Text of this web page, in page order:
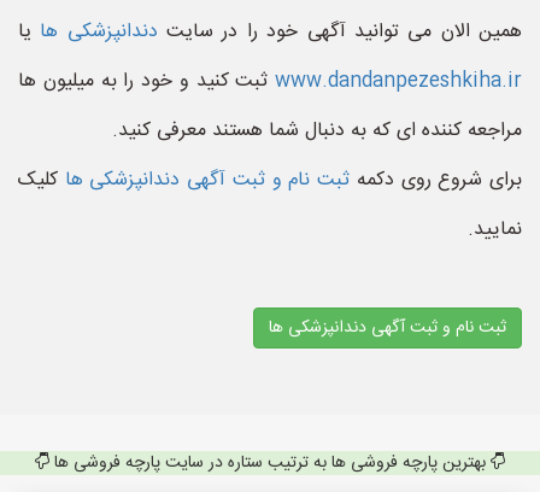
همین الان می توانید آگهی خود را در سایت دندانپزشکی ها یا
www.dandanpezeshkiha.ir ثبت کنید و خود را به میلیون ها
مراجعه کننده ای که به دنبال شما هستند معرفی کنید.
برای شروع روی دکمه ثبت نام و ثبت آگهی دندانپزشکی ها کلیک
نمایید.
ثبت نام و ثبت آگهی دندانپزشکی ها
بهترین پارچه فروشی ها به ترتیب ستاره در سایت پارچه فروشی ها